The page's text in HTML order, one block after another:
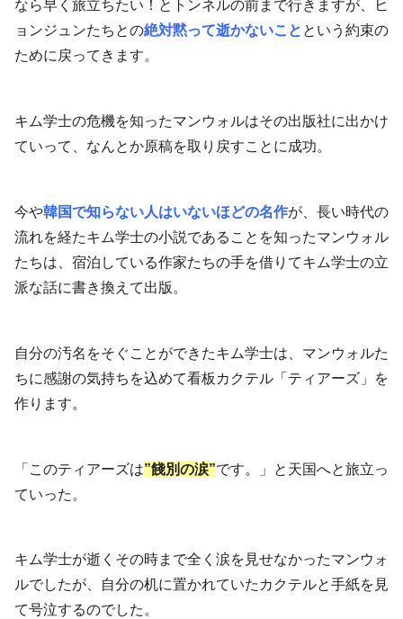
なら早く旅立ちたい！とトンネルの前まで行きますが、ヒ
ョンジュンたちとの絶対黙って逝かないこと という約束の
ために戻ってきます。
キム学士の危機を知ったマンウォルはその出版社に出かけ
ていって、なんとか原稿を取り戻すことに成功。
今や韓国で知らない人はいないほどの名作が、長い時代の
流れを経たキム学士の小説であることを知ったマンウォル
たちは、宿泊している作家たちの手を借りてキム学士の立
派な話に書き換えて出版。
自分の汚名をそぐことができたキム学士は、マンウォルた
ちに感謝の気持ちを込めて看板カクテル「ティアーズ」を
作ります。
「このティアーズは”餞別の涙”です。」と天国へと旅立っ
ていった。
キム学士が逝くその時まで全く涙を見せなかったマンウォ
ルでしたが、自分の机に置かれていたカクテルと手紙を見
て号泣するのでした。